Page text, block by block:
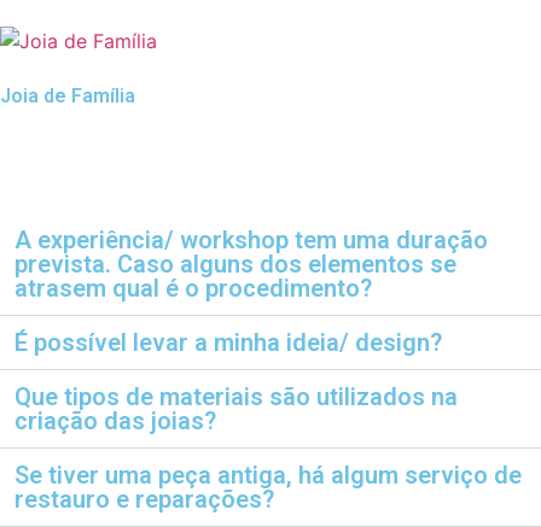
Joia de Família
A experiência/ workshop tem uma duração
prevista. Caso alguns dos elementos se
atrasem qual é o procedimento?
É possível levar a minha ideia/ design?
Que tipos de materiais são utilizados na
criação das joias?
Se tiver uma peça antiga, há algum serviço de
restauro e reparações?